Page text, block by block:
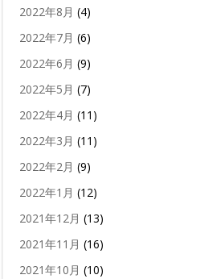
2022年8月 (4)
2022年7月 (6)
2022年6月 (9)
2022年5月 (7)
2022年4月 (11)
2022年3月 (11)
2022年2月 (9)
2022年1月 (12)
2021年12月 (13)
2021年11月 (16)
2021年10月 (10)